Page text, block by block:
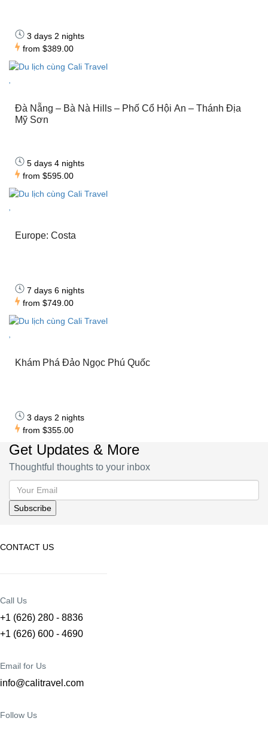
3 days 2 nights
from $389.00
Đà Nẵng – Bà Nà Hills – Phố Cổ Hội An – Thánh Địa
Mỹ Sơn
5 days 4 nights
from $595.00
Europe: Costa
7 days 6 nights
from $749.00
Khám Phá Đảo Ngọc Phú Quốc
3 days 2 nights
from $355.00
Get Updates & More
Thoughtful thoughts to your inbox
CONTACT US
Call Us
+1 (626) 280 - 8836
+1 (626) 600 - 4690
Email for Us
info@calitravel.com
Follow Us